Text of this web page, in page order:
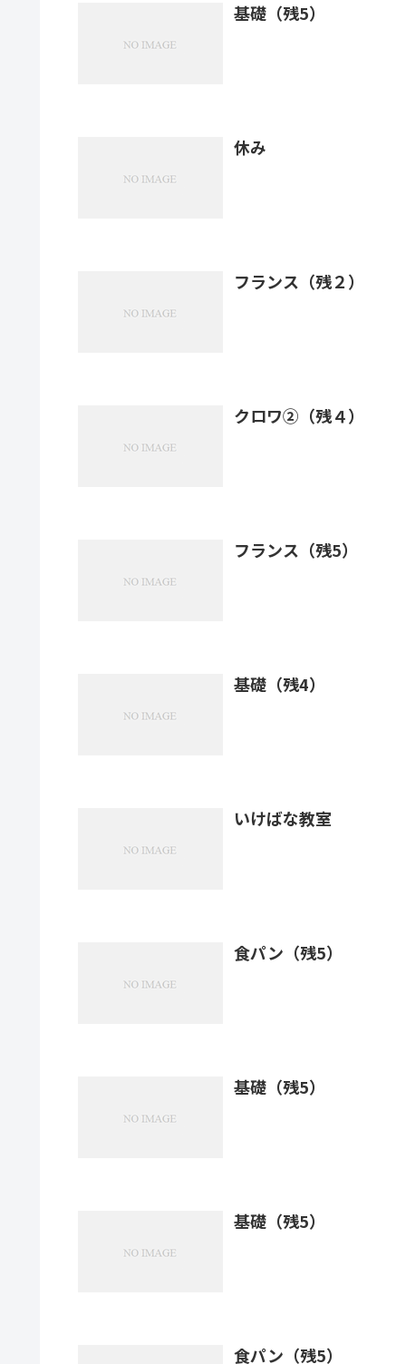
基礎（残5）
休み
フランス（残２）
クロワ②（残４）
フランス（残5）
基礎（残4）
いけばな教室
食パン（残5）
基礎（残5）
基礎（残5）
食パン（残5）